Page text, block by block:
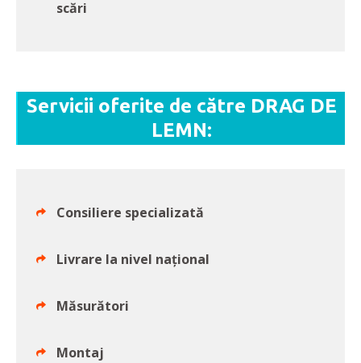
scări
Servicii oferite de către DRAG DE
LEMN:
Consiliere specializată
Livrare la nivel naţional
Măsurători
Montaj